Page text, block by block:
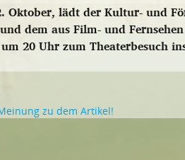
Oktober, lädt der Kultur- und
dem aus Film- und
20 Uhr zum Theaterbesuch
zu dem Artikel!